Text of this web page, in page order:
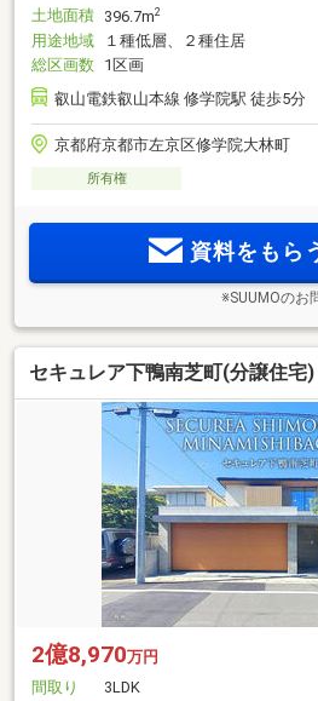
土地面積 396.7m2
用途地域
１種低層、２種住居
総区画数 1区画
叡山電鉄叡山本線 修学院駅 徒歩5分
京都府京都市左京区修学院大林町
所有権
資料をもら
※SUUMOのお
セキュレア下鴨南芝町(分譲住宅)
2億8,970万円
間取り
3LDK